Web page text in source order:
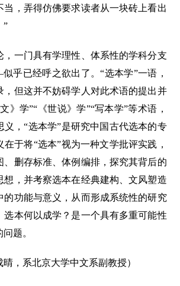
当，弄得仿佛要求读者从一块砖上看出
”
一门具有学理性、体系性的学科分支
已经呼之欲出了。“选本学”一语，
，但这并不妨碍学人对此术语的提出并
》学”“《世说》学”“写本学”等术语，
义，“选本学”是研究中国古代选本的专
于将“选本”视为一种文学批评实践，
、删存标准、体例编排，探究其背后的
想，并考察选本在经典建构、文风塑造
的功能与意义，从而形成系统性的研究
选本何以成学？是一个具有多重可能性
题。
系北京大学中文系副教授）